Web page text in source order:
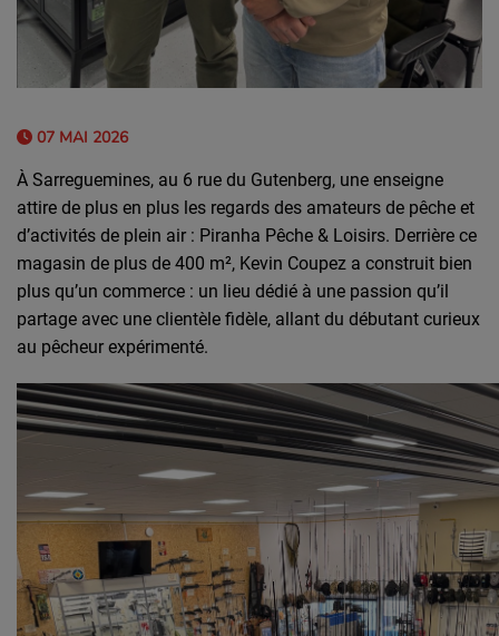
07 MAI 2026
À Sarreguemines, au 6 rue du Gutenberg, une enseigne
attire de plus en plus les regards des amateurs de pêche et
d’activités de plein air : Piranha Pêche & Loisirs. Derrière ce
magasin de plus de 400 m², Kevin Coupez a construit bien
plus qu’un commerce : un lieu dédié à une passion qu’il
partage avec une clientèle fidèle, allant du débutant curieux
au pêcheur expérimenté.